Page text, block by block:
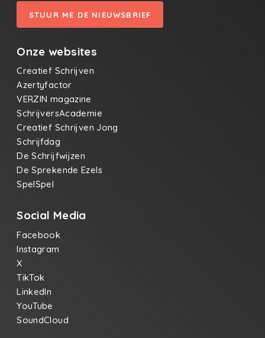
STUUR ME DE NIEUWSBRIEF
Onze websites
Creatief Schrijven
Azertyfactor
VERZIN magazine
SchrijversAcademie
Creatief Schrijven Jong
Schrijfdag
De Schrijfwijzen
De Sprekende Ezels
SpelSpel
Social Media
Facebook
Instagram
X
TikTok
LinkedIn
YouTube
SoundCloud